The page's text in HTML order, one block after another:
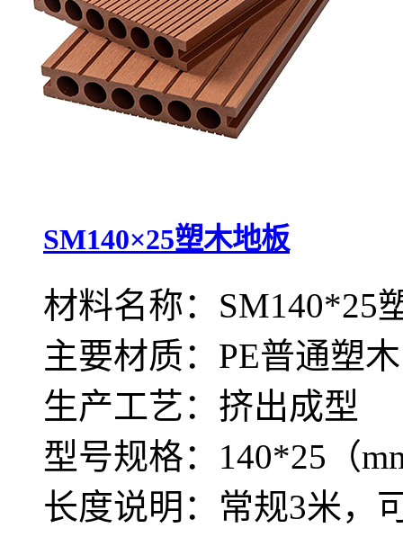
SM140×25塑木地板
材料名称：SM140*25
主要材质：PE普通塑木
生产工艺：挤出成型
型号规格：140*25（
长度说明：常规3米，